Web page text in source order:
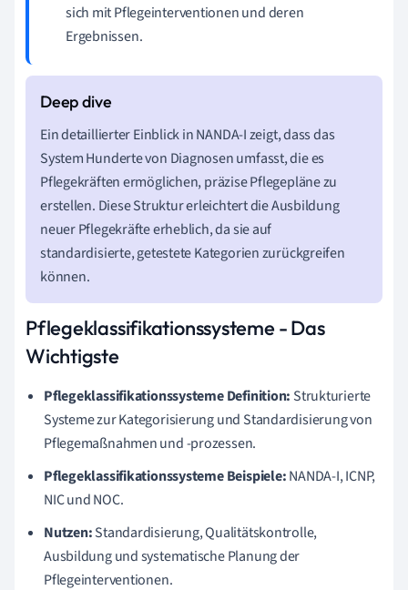
sich mit Pflegeinterventionen und deren
Ergebnissen.
Ein detaillierter Einblick in NANDA-I zeigt, dass das
System Hunderte von Diagnosen umfasst, die es
Pflegekräften ermöglichen, präzise Pflegepläne zu
erstellen. Diese Struktur erleichtert die Ausbildung
neuer Pflegekräfte erheblich, da sie auf
standardisierte, getestete Kategorien zurückgreifen
können.
Pflegeklassifikationssysteme - Das
Wichtigste
Pflegeklassifikationssysteme Definition: Strukturierte
Systeme zur Kategorisierung und Standardisierung von
Pflegemaßnahmen und -prozessen.
Pflegeklassifikationssysteme Beispiele:NANDA-I, ICNP,
NIC und NOC.
Nutzen:Standardisierung, Qualitätskontrolle,
Ausbildung und systematische Planung der
Pflegeinterventionen.